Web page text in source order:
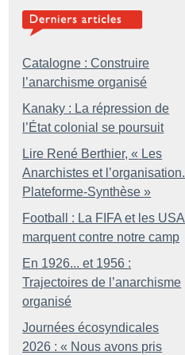
Catalogne : Construire
l’anarchisme organisé
Kanaky : La répression de
l’État colonial se poursuit
Lire René Berthier, « Les
Anarchistes et l’organisation.
Plateforme-Synthèse »
Football : La FIFA et les USA
marquent contre notre camp
En 1926... et 1956 :
Trajectoires de l’anarchisme
organisé
Journées écosyndicales
2026 : « Nous avons pris